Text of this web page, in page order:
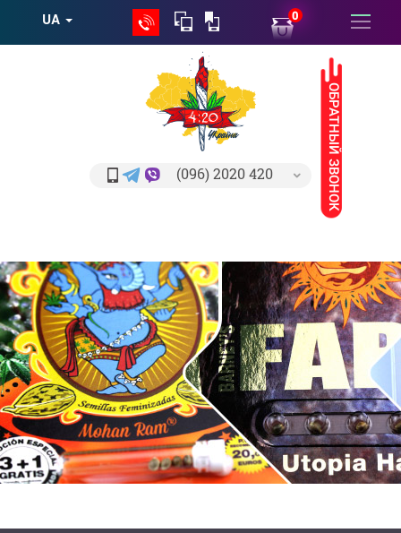
UA 0
ОБРАТНЫЙ ЗВОНОК
(096) 2020 420